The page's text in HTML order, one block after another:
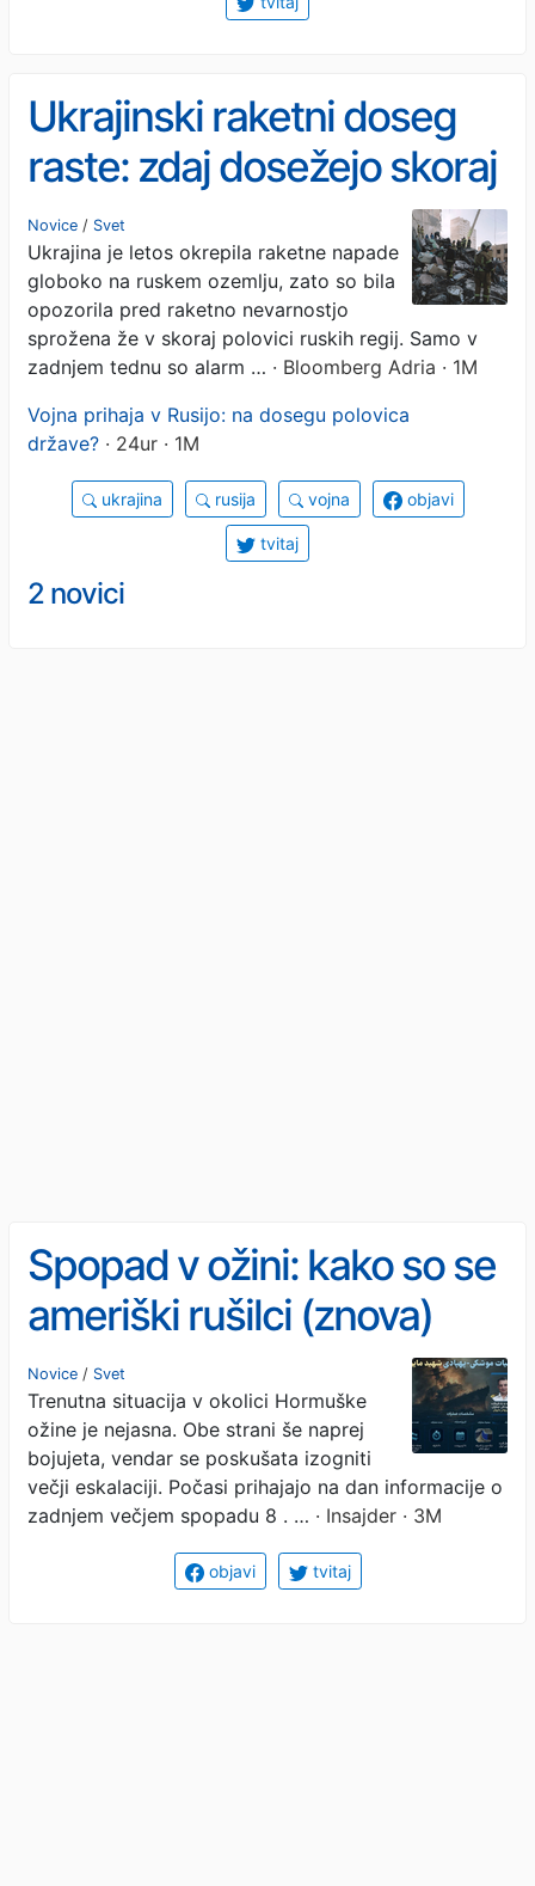
Ukrajinski raketni doseg
raste: zdaj dosežejo skoraj
polovico Rusije
Novice / Svet
Ukrajina je letos okrepila raketne napade
globoko na ruskem ozemlju, zato so bila
opozorila pred raketno nevarnostjo
sprožena že v skoraj polovici ruskih regij. Samo v
zadnjem tednu so alarm … · Bloomberg Adria · 1M
Vojna prihaja v Rusijo: na dosegu polovica
države? · 24ur · 1M
ukrajina rusija vojna objavi
tvitaj
2 novici
Spopad v ožini: kako so se
ameriški rušilci (znova)
umaknili
Novice / Svet
Trenutna situacija v okolici Hormuške
ožine je nejasna. Obe strani še naprej
bojujeta, vendar se poskušata izogniti
večji eskalaciji. Počasi prihajajo na dan informacije o
zadnjem večjem spopadu 8 . … · Insajder · 3M
objavi tvitaj